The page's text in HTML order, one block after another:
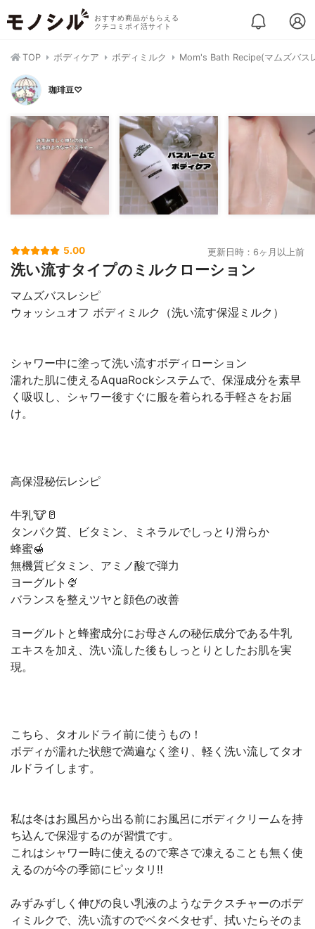
おすすめ商品がもらえる
クチコミポイ活サイト
TOP ボディケア ボディミルク Mom's Bath Recipe(マムズバス
珈琲豆♡
5.00 更新日時：6ヶ月以上前
洗い流すタイプのミルクローション
マムズバスレシピ
ウォッシュオフ ボディミルク（洗い流す保湿ミルク）
シャワー中に塗って洗い流すボディローション
濡れた肌に使えるAquaRockシステムで、保湿成分を素早
く吸収し、シャワー後すぐに服を着られる手軽さをお届
け。
高保湿秘伝レシピ
牛乳🐮🥛
タンパク質、ビタミン、ミネラルでしっとり滑らか
蜂蜜🍯
無機質ビタミン、アミノ酸で弾力
ヨーグルト🍨
バランスを整えツヤと顔色の改善
ヨーグルトと蜂蜜成分にお母さんの秘伝成分である牛乳
エキスを加え、洗い流した後もしっとりとしたお肌を実
現。
こちら、タオルドライ前に使うもの！
ボディが濡れた状態で満遍なく塗り、軽く洗い流してタオ
ルドライします。
私は冬はお風呂から出る前にお風呂にボディクリームを持
ち込んで保湿するのが習慣です。
これはシャワー時に使えるので寒さで凍えることも無く使
えるのが今の季節にピッタリ‼️
みずみずしく伸びの良い乳液のようなテクスチャーのボデ
ィミルクで、洗い流すのでベタベタせず、拭いたらそのま